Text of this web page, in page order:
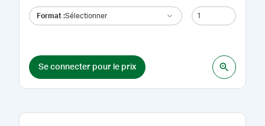
Format :Sélectionner
Se connecter pour le prix